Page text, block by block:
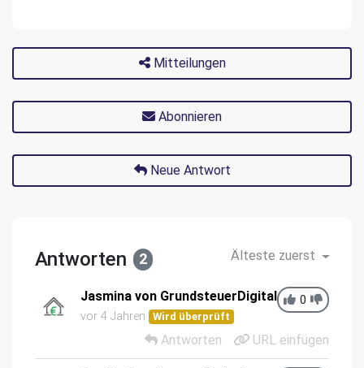
Mitteilungen
Abonnieren
Neue Antwort
Antworten 2 Älteste zuerst
0
Jasmina von GrundsteuerDigital
vor 4 Jahren Wird überprüft
Antworten URL einfügen